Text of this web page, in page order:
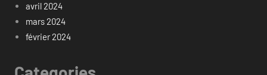
avril 2024
mars 2024
février 2024